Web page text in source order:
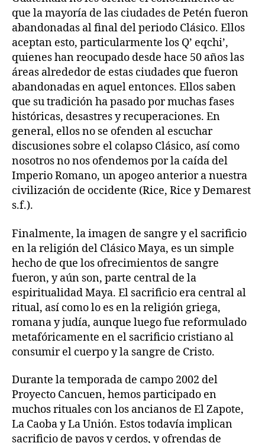
que la mayoría de las ciudades de Petén fueron
abandonadas al final del periodo Clásico. Ellos
aceptan esto, particularmente los Q’ eqchi’,
quienes han reocupado desde hace 50 años las
áreas alrededor de estas ciudades que fueron
abandonadas en aquel entonces. Ellos saben
que su tradición ha pasado por muchas fases
históricas, desastres y recuperaciones. En
general, ellos no se ofenden al escuchar
discusiones sobre el colapso Clásico, así como
nosotros no nos ofendemos por la caída del
Imperio Romano, un apogeo anterior a nuestra
civilización de occidente (Rice, Rice y Demarest
s.f.).
Finalmente, la imagen de sangre y el sacrificio
en la religión del Clásico Maya, es un simple
hecho de que los ofrecimientos de sangre
fueron, y aún son, parte central de la
espiritualidad Maya. El sacrificio era central al
ritual, así como lo es en la religión griega,
romana y judía, aunque luego fue reformulado
metafóricamente en el sacrificio cristiano al
consumir el cuerpo y la sangre de Cristo.
Durante la temporada de campo 2002 del
Proyecto Cancuen, hemos participado en
muchos rituales con los ancianos de El Zapote,
La Caoba y La Unión. Estos todavía implican
sacrificio de pavos y cerdos, y ofrendas de